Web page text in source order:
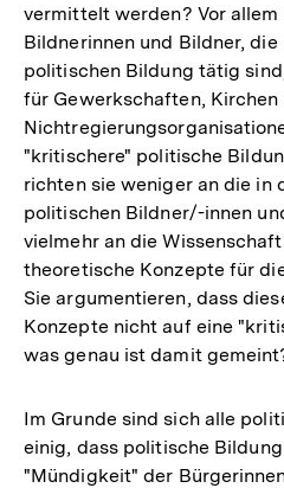
vermittelt werden? Vor
Bildnerinnen und Bildner,
politischen Bildung tätig
für Gewerkschaften, Kirchen
"kritischere" politische
richten sie weniger an die in
politischen Bildner/-innen
vielmehr an die
theoretische Konzepte für
Sie argumentieren, dass
Konzepte nicht auf eine
was genau ist damit
Im Grunde sind sich alle
einig, dass politische
"Mündigkeit" der